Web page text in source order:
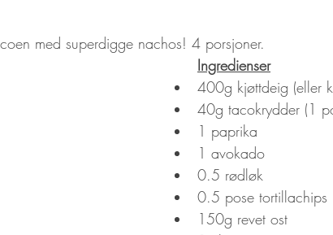
med superdigge nachos! 4 porsjoner.
Ingredienser
400g kjøttdeig (eller
40g tacokrydder (1
1 paprika
1 avokado
0.5 rødløk
0.5 pose tortillachips
150g revet ost